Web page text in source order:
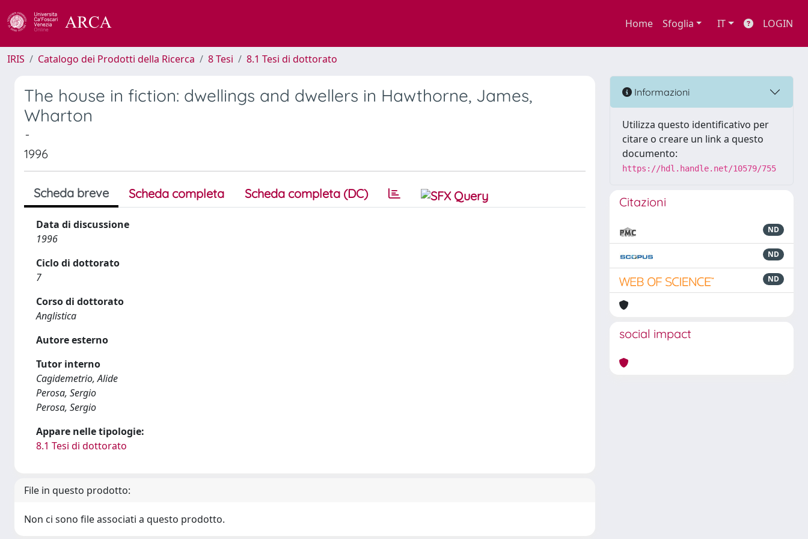
Home Sfoglia IT LOGIN
IRIS Catalogo dei Prodotti della Ricerca 8 Tesi 8.1 Tesi di dottorato
The house in fiction: dwellings and dwellers in Hawthorne, James,
Wharton
-
1996
Scheda breve Scheda completa Scheda completa (DC)
Data di discussione
1996
Ciclo di dottorato
7
Corso di dottorato
Anglistica
Autore esterno
Tutor interno
Cagidemetrio, Alide
Perosa, Sergio
Perosa, Sergio
Appare nelle tipologie:
8.1 Tesi di dottorato
File in questo prodotto:
Non ci sono file associati a questo prodotto.
Informazioni
Utilizza questo identificativo per
citare o creare un link a questo
documento:
https://hdl.handle.net/10579/755
Citazioni
ND
ND
ND
social impact